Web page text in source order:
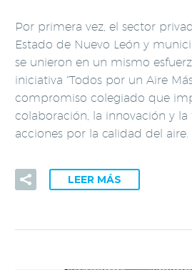
Por primera vez, el sector
Estado de Nuevo León y
se unieron en un mismo
iniciativa “Todos por un Aire
compromiso colegiado que
colaboración, la innovación y la
acciones por la calidad del aire.
LEER MÁS